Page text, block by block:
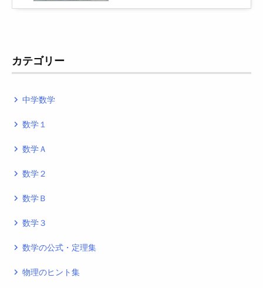
カテゴリー
navigate_next 中学数学
navigate_next 数学１
navigate_next 数学Ａ
navigate_next 数学２
navigate_next 数学Ｂ
navigate_next 数学３
navigate_next 数学の公式・定理集
navigate_next 物理のヒント集